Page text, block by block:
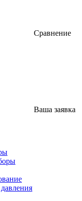
Сравнение
Ваша заявка